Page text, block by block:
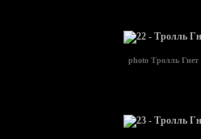
photo Тролль Гнет